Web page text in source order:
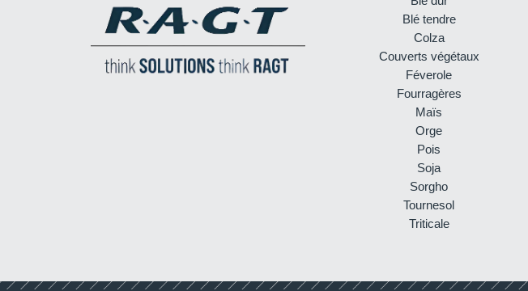
Blé tendre
Colza
Couverts végétaux
Féverole
Fourragères
Maïs
Orge
Pois
Soja
Sorgho
Tournesol
Triticale